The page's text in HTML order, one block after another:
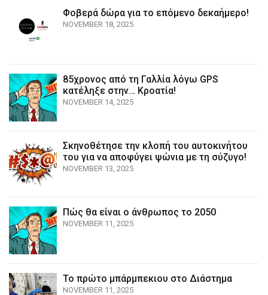
Φοβερά δώρα για το επόμενο δεκαήμερο!
NOVEMBER 18, 2025
85χρονος από τη Γαλλία λόγω GPS
κατέληξε στην… Κροατία!
NOVEMBER 14, 2025
Σκηνοθέτησε την κλοπή του αυτοκινήτου
του για να αποφύγει ψώνια με τη σύζυγο!
NOVEMBER 13, 2025
Πώς θα είναι ο άνθρωπος το 2050
NOVEMBER 11, 2025
Το πρώτο μπάρμπεκιου στο Διάστημα
NOVEMBER 11, 2025